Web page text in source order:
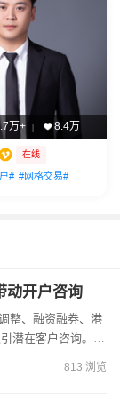
万+ | 8.4万
在线
# #网格交易#
动开户咨询
潜在客户咨询。作
业服务。如果...
813 浏览